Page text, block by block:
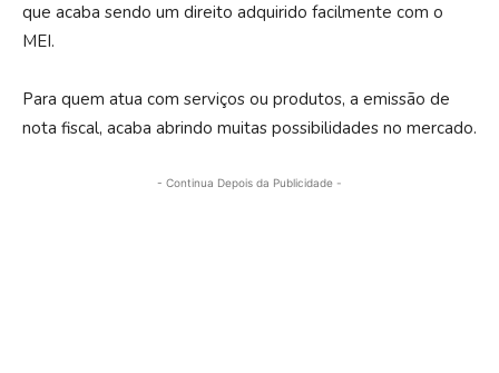
que acaba sendo um direito adquirido facilmente com o
MEI.
Para quem atua com serviços ou produtos, a emissão de
nota fiscal, acaba abrindo muitas possibilidades no mercado.
- Continua Depois da Publicidade -